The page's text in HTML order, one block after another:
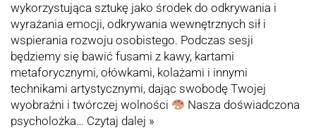
wykorzystująca sztukę jako środek do odkrywania i
wyrażania emocji, odkrywania wewnętrznych sił i
wspierania rozwoju osobistego. Podczas sesji
będziemy się bawić fusami z kawy, kartami
metaforycznymi, ołówkami, kolażami i innymi
technikami artystycznymi, dając swobodę Twojej
wyobraźni i twórczej wolności
Nasza doświadczona
psycholożka… Czytaj dalej »